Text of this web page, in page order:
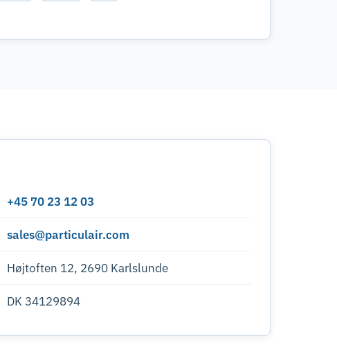
+45 70 23 12 03
sales@particulair.com
Højtoften 12, 2690 Karlslunde
DK 34129894